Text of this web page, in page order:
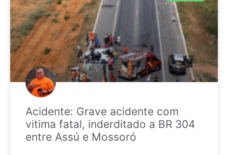
Acidente: Grave acidente com
vitima fatal, inderditado a BR 304
entre Assú e Mossoró